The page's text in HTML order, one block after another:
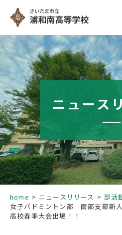
HOME
学校紹介
南高の教育
学校生活
部活動
進路指導
ニュース
home ニュースリリース 部活
女子バドミントン部 南部支部
高校春季大会出場！！